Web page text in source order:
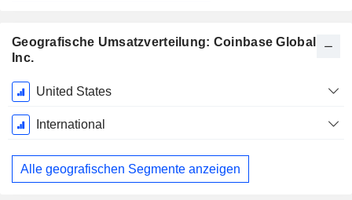
Geografische Umsatzverteilung: Coinbase Global,
Inc.
Ende d.
Geschäftsjahres:
Dezember
United States
International
Alle geografischen Segmente anzeigen